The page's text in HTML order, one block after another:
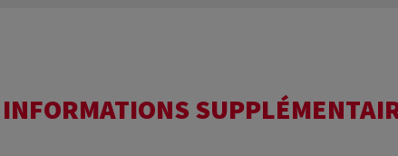
INFORMATIONS